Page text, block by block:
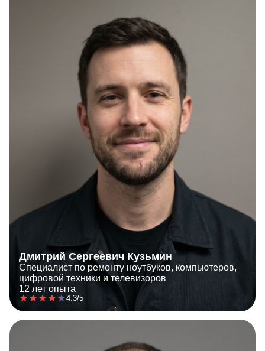
Дмитрий Сергеевич Кузьмин
Специалист по ремонту ноутбуков, компьютеров,
цифровой техники и телевизоров
12 лет опыта
4.3/5